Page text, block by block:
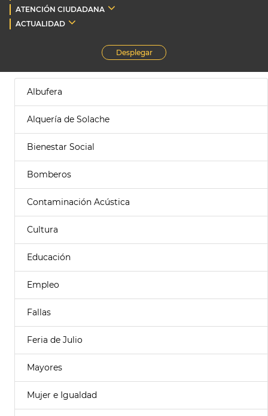
ATENCIÓN CIUDADANA
ACTUALIDAD
Desplegar
Albufera
Alquería de Solache
Bienestar Social
Bomberos
Contaminación Acústica
Cultura
Educación
Empleo
Fallas
Feria de Julio
Mayores
Mujer e Igualdad